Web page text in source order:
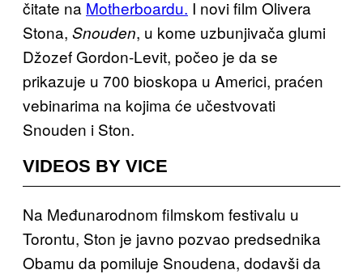
čitate na Motherboardu. I novi film Olivera
Stona, Snouden, u kome uzbunjivača glumi
Džozef Gordon-Levit, počeo je da se
prikazuje u 700 bioskopa u Americi, praćen
vebinarima na kojima će učestvovati
Snouden i Ston.
VIDEOS BY VICE
Na Međunarodnom filmskom festivalu u
Torontu, Ston je javno pozvao predsednika
Obamu da pomiluje Snoudena, dodavši da